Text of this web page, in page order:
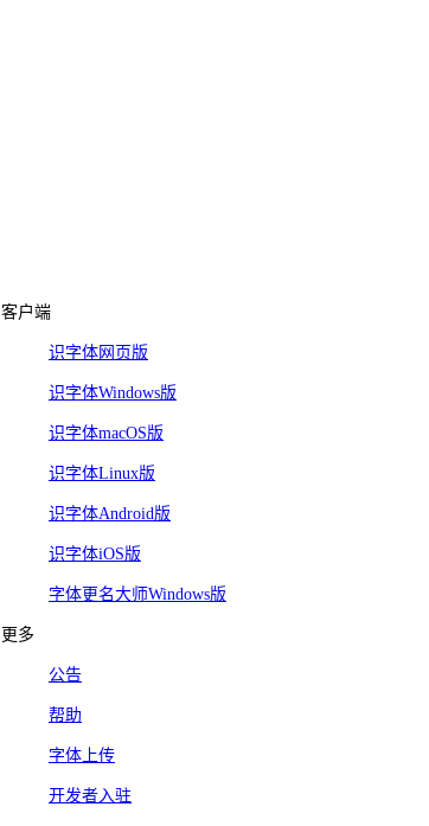
客户端
识字体网页版
识字体Windows版
识字体macOS版
识字体Linux版
识字体Android版
识字体iOS版
字体更名大师Windows版
更多
公告
帮助
字体上传
开发者入驻